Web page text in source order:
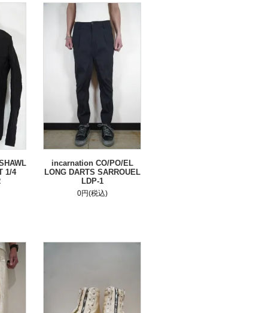
1/4
incarnation CO/PO/EL
LONG DARTS SARROUEL
LDP-1
0円(税込)